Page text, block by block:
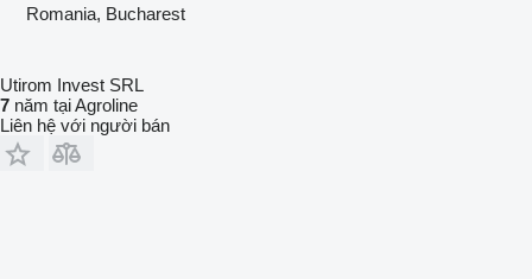
Romania, Bucharest
Utirom Invest SRL
7 năm tại Agroline
Liên hệ với người bán